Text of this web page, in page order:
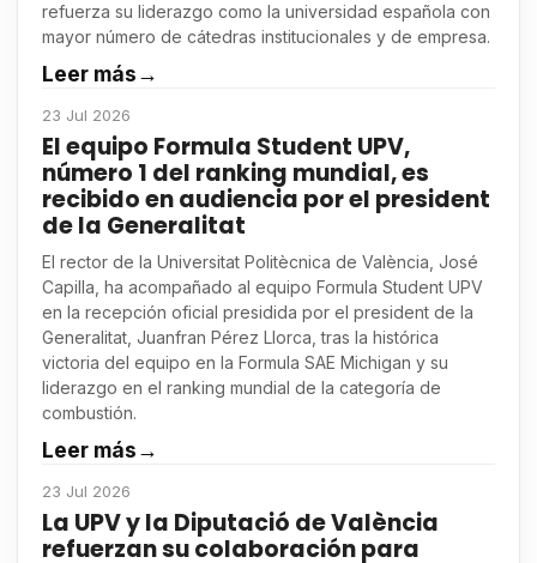
refuerza su liderazgo como la universidad española con
mayor número de cátedras institucionales y de empresa.
Leer más→
23 Jul 2026
El equipo Formula Student UPV,
número 1 del ranking mundial, es
recibido en audiencia por el president
de la Generalitat
El rector de la Universitat Politècnica de València, José
Capilla, ha acompañado al equipo Formula Student UPV
en la recepción oficial presidida por el president de la
Generalitat, Juanfran Pérez Llorca, tras la histórica
victoria del equipo en la Formula SAE Michigan y su
liderazgo en el ranking mundial de la categoría de
combustión.
Leer más→
23 Jul 2026
La UPV y la Diputació de València
refuerzan su colaboración para